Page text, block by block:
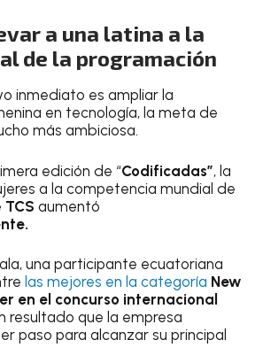
a una latina a la
de la programación
inmediato es ampliar la
en tecnología, la meta de
más ambiciosa.
edición de “Codificadas”, la
a la competencia mundial de
TCS aumentó
una participante ecuatoriana
las mejores en la categoría New
en el concurso internacional
resultado que la empresa
paso para alcanzar su principal